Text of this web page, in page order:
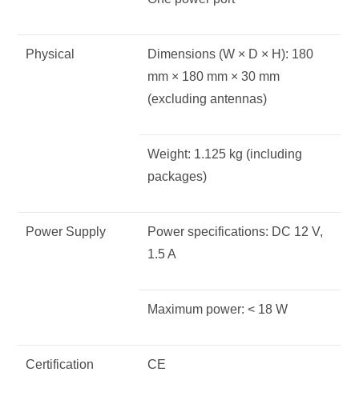
Physical
Dimensions (W × D × H): 180
mm × 180 mm × 30 mm
(excluding antennas)
Weight: 1.125 kg (including
packages)
Power Supply
Power specifications: DC 12 V,
1.5 A
Maximum power: < 18 W
Certification CE